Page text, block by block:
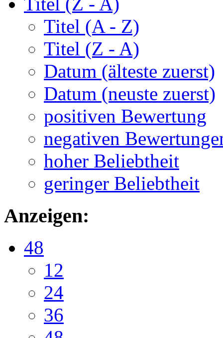
Titel (A - Z)
Titel (Z - A)
Datum (älteste zuerst)
Datum (neuste zuerst)
positiven Bewertung
negativen
hoher Beliebtheit
geringer Beliebtheit
Anzeigen:
48
12
24
36